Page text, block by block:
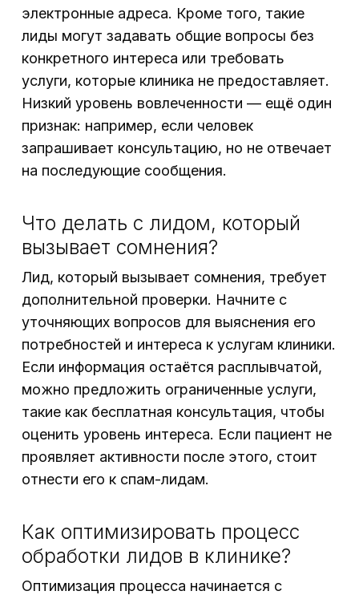
электронные адреса. Кроме того, такие
лиды могут задавать общие вопросы без
конкретного интереса или требовать
услуги, которые клиника не предоставляет.
Низкий уровень вовлеченности — ещё один
признак: например, если человек
запрашивает консультацию, но не отвечает
на последующие сообщения.
Что делать с лидом, который
вызывает сомнения?
Лид, который вызывает сомнения, требует
дополнительной проверки. Начните с
уточняющих вопросов для выяснения его
потребностей и интереса к услугам клиники.
Если информация остаётся расплывчатой,
можно предложить ограниченные услуги,
такие как бесплатная консультация, чтобы
оценить уровень интереса. Если пациент не
проявляет активности после этого, стоит
отнести его к спам-лидам.
Как оптимизировать процесс
обработки лидов в клинике?
Оптимизация процесса начинается с